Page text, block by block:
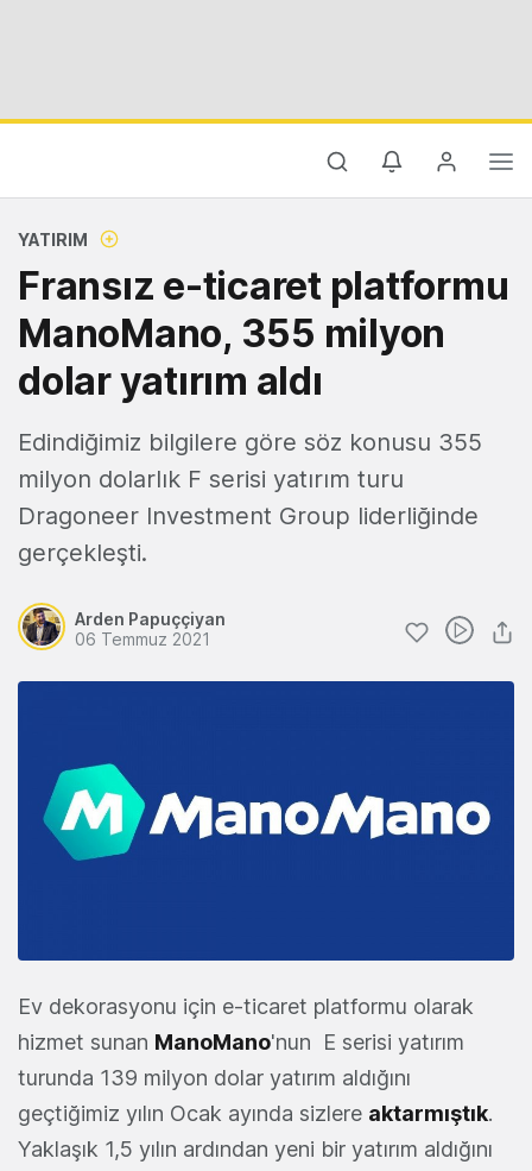
YATIRIM
Fransız e-ticaret platformu
ManoMano, 355 milyon
dolar yatırım aldı
Edindiğimiz bilgilere göre söz konusu 355
milyon dolarlık F serisi yatırım turu
Dragoneer Investment Group liderliğinde
gerçekleşti.
Arden Papuççiyan
06 Temmuz 2021
Ev dekorasyonu için e-ticaret platformu olarak
hizmet sunan ManoMano'nun E serisi yatırım
turunda 139 milyon dolar yatırım aldığını
geçtiğimiz yılın Ocak ayında sizlere aktarmıştık.
Yaklaşık 1,5 yılın ardından yeni bir yatırım aldığını